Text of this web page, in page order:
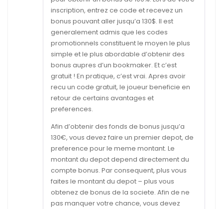
inscription, entrez ce code et recevez un
bonus pouvant aller jusqu’a 130$. Il est
generalement admis que les codes
promotionnels constituent le moyen le plus
simple et le plus abordable d’obtenir des
bonus aupres d’un bookmaker. Et c’est
gratuit ! En pratique, c’est vrai. Apres avoir
recu un code gratuit, le joueur beneficie en
retour de certains avantages et
preferences.
Afin d’obtenir des fonds de bonus jusqu’a
130€, vous devez faire un premier depot, de
preference pour le meme montant. Le
montant du depot depend directement du
compte bonus. Par consequent, plus vous
faites le montant du depot – plus vous
obtenez de bonus de la societe. Afin de ne
pas manquer votre chance, vous devez